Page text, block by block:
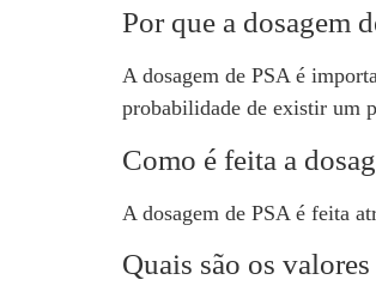
Por que a dosagem
A dosagem de PSA é
probabilidade de existir um
Como é feita a
A dosagem de PSA é feita
Quais são os